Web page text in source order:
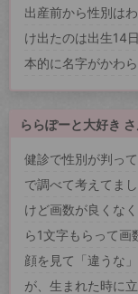
出産前から性別は
け出たのは出生14
本的に名字がかわ
ららぽーと大好き
健診で性別が判っ
で調べて考えてま
けど画数が良くな
ら1文字もらって画
顔を見て「違うな
が、生まれた時に